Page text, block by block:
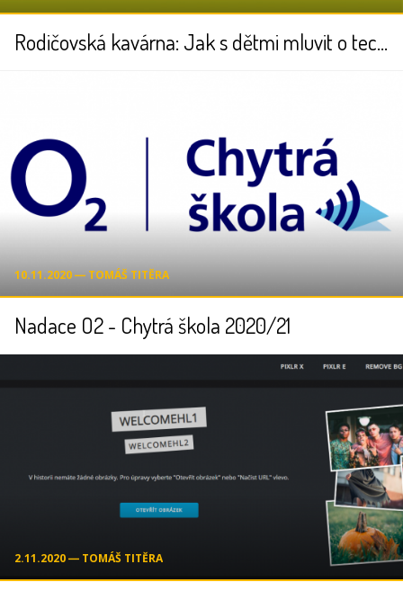
Rodičovská kavárna: Jak s dětmi mluvit o technologiích, abychom se o nich nemuseli hádat
10.11.2020 ― TOMÁŠ TITĚRA
Nadace O2 - Chytrá škola 2020/21
2.11.2020 ― TOMÁŠ TITĚRA